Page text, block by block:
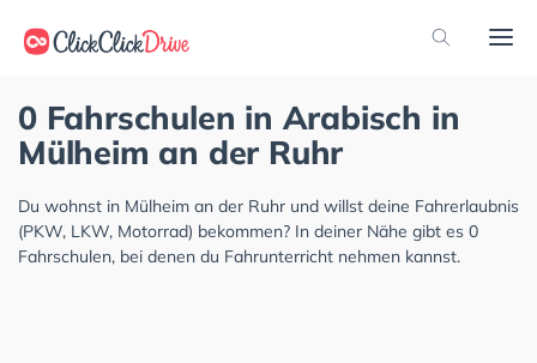
0 Fahrschulen in Arabisch in
Mülheim an der Ruhr
Du wohnst in Mülheim an der Ruhr und willst deine Fahrerlaubnis
(PKW, LKW, Motorrad) bekommen? In deiner Nähe gibt es 0
Fahrschulen, bei denen du Fahrunterricht nehmen kannst.